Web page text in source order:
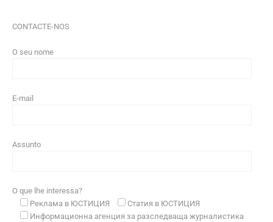
CONTACTE-NOS
O seu nome
E-mail
Assunto
O que lhe interessa?
Реклама в ЮСТИЦИЯ
Статия в ЮСТИЦИЯ
Информационна агенция за разследваща журналистика